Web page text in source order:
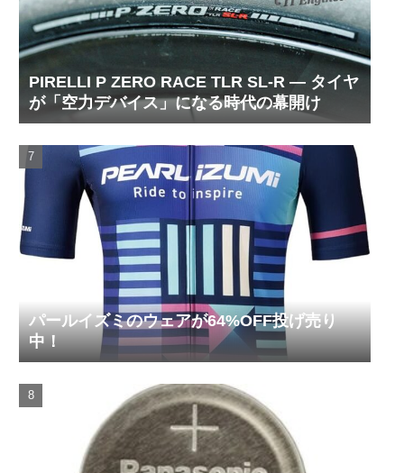
PIRELLI P ZERO RACE TLR SL-R ― タイヤ
が「空力デバイス」になる時代の幕開け
パールイズミのウェアが64%OFF投げ売り
中！